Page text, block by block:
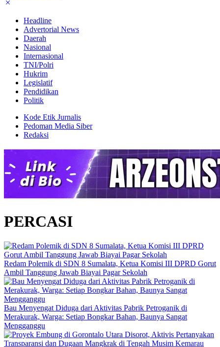
Headline
Advertorial News
Daerah
Nasional
Internasional
TNI/Polri
Hukrim
Legislatif
Pendidikan
Politik
Kode Etik Jurnalis
Pedoman Media Siber
Redaksi
PERCASI
Redam Polemik di SDN 8 Sumalata, Ketua Komisi III DPRD Gorut
Ambil Tanggung Jawab Biayai Pagar Sekolah
Bau Menyengat Diduga dari Aktivitas Pabrik Petroganik di
Merakurak, Warga: Setiap Bongkar Bahan, Baunya Sangat
Mengganggu